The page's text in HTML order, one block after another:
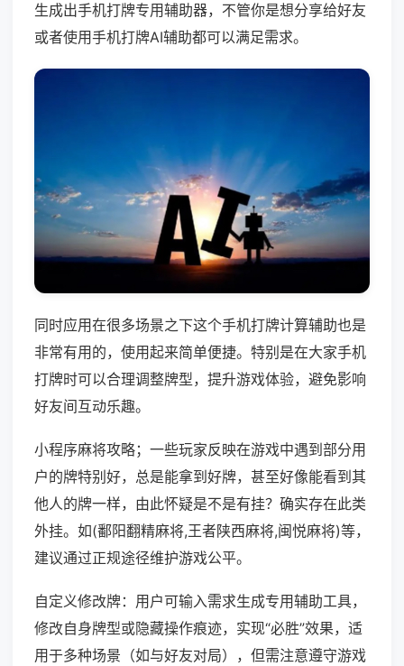
生成出手机打牌专用辅助器，不管你是想分享给好友
或者使用手机打牌AI辅助都可以满足需求。
同时应用在很多场景之下这个手机打牌计算辅助也是
非常有用的，使用起来简单便捷。特别是在大家手机
打牌时可以合理调整牌型，提升游戏体验，避免影响
好友间互动乐趣。
小程序麻将攻略；一些玩家反映在游戏中遇到部分用
户的牌特别好，总是能拿到好牌，甚至好像能看到其
他人的牌一样，由此怀疑是不是有挂？确实存在此类
外挂。如(鄱阳翻精麻将,王者陕西麻将,闽悦麻将)等，
建议通过正规途径维护游戏公平。
自定义修改牌：用户可输入需求生成专用辅助工具，
修改自身牌型或隐藏操作痕迹，实现“必胜”效果，适
用于多种场景（如与好友对局），但需注意遵守游戏